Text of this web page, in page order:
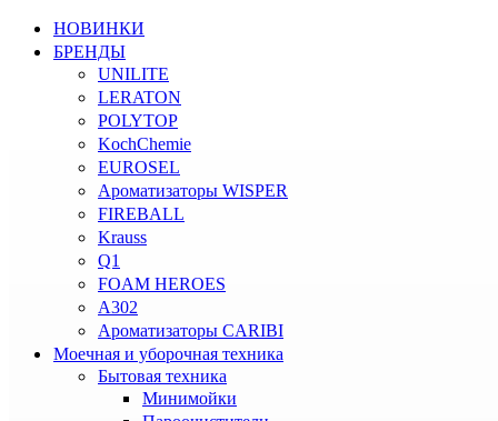
НОВИНКИ
БРЕНДЫ
UNILITE
LERATON
POLYTOP
KochChemie
EUROSEL
Ароматизаторы WISPER
FIREBALL
Krauss
Q1
FOAM HEROES
A302
Ароматизаторы CARIBI
Моечная и уборочная техника
Бытовая техника
Минимойки